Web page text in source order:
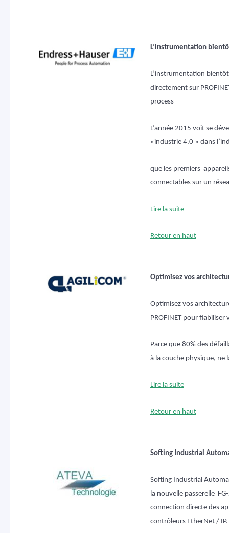
L’instrumentation
L’instrumentation
directement sur
process
L’année 2015 voit se
«industrie 4.0 » dans
que les premiers
connectables sur un
Lire la suite
Retour en haut
Optimisez vos
Optimisez vos
PROFINET pour fiabiliser
Parce que 80% des
à la couche physique, ne
Lire la suite
Retour en haut
Softing Industrial
Softing Industrial
la nouvelle passerelle
connection directe des
contrôleurs EtherNet / IP.